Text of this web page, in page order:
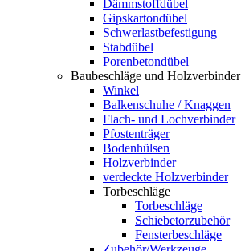
Dämmstoffdübel
Gipskartondübel
Schwerlastbefestigung
Stabdübel
Porenbetondübel
Baubeschläge und Holzverbinder
Winkel
Balkenschuhe / Knaggen
Flach- und Lochverbinder
Pfostenträger
Bodenhülsen
Holzverbinder
verdeckte Holzverbinder
Torbeschläge
Torbeschläge
Schiebetorzubehör
Fensterbeschläge